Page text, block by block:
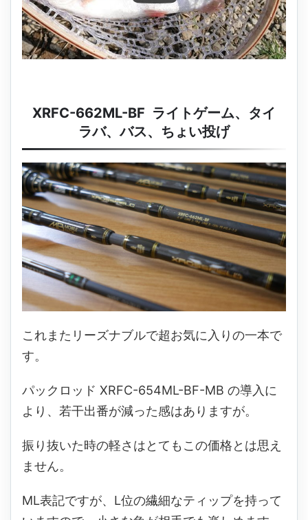
XRFC-662ML-BF ライトゲーム、タイ
ラバ、バス、ちょい投げ
これまたリーズナブルで超お気に入りの一本で
す。
パックロッド XRFC-654ML-BF-MB の導入に
より、若干出番が減った感はありますが。
振り抜いた時の軽さはとてもこの価格とは思え
ません。
ML表記ですが、L位の繊細なティップを持って